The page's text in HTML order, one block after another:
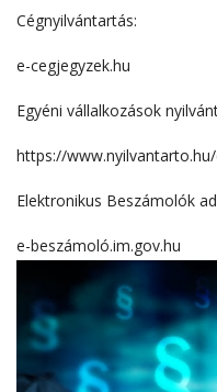
Cégnyilvántartás:
e-cegjegyzek.hu
Egyéni vállalkozások
https://
Elektronikus Beszámolók
e-beszámoló.im.gov.hu